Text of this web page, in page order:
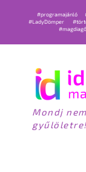
#programajánló
#LadyDömper
Mondj
gyűlöletre!